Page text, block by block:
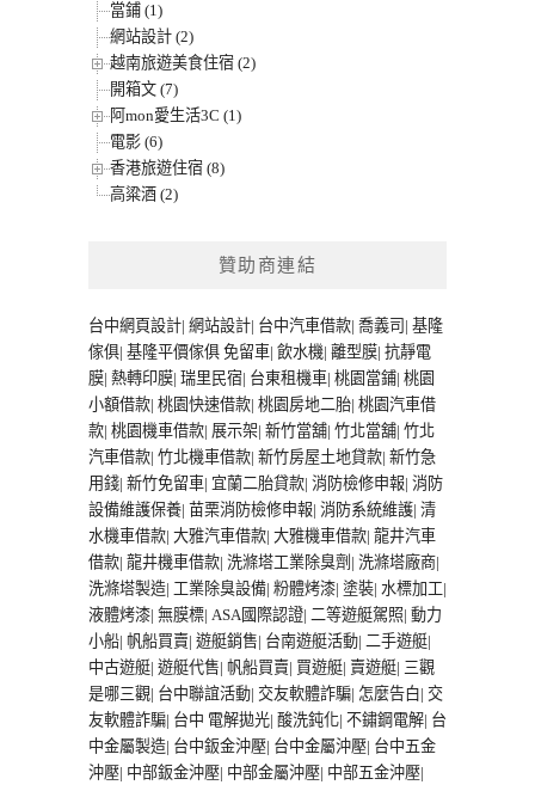
當鋪 (1)
網站設計 (2)
越南旅遊美食住宿 (2)
開箱文 (7)
阿mon愛生活3C (1)
電影 (6)
香港旅遊住宿 (8)
高粱酒 (2)
贊助商連結
台中網頁設計| 網站設計| 台中汽車借款| 喬義司 | 基隆
傢俱| 基隆平價傢俱 免留車| 飲水機| 離型膜| 抗靜電
膜| 熱轉印膜| 瑞里民宿| 台東租機車| 桃園當鋪| 桃園
小額借款| 桃園快速借款| 桃園房地二胎| 桃園汽車借
款| 桃園機車借款| 展示架| 新竹當舖| 竹北當舖| 竹北
汽車借款| 竹北機車借款| 新竹房屋土地貸款| 新竹急
用錢| 新竹免留車| 宜蘭二胎貸款| 消防檢修申報| 消防
設備維護保養| 苗栗消防檢修申報| 消防系統維護| 清
水機車借款| 大雅汽車借款| 大雅機車借款| 龍井汽車
借款| 龍井機車借款| 洗滌塔工業除臭劑 | 洗滌塔廠商|
洗滌塔製造| 工業除臭設備| 粉體烤漆| 塗裝| 水標加工|
液體烤漆| 無膜標| ASA國際認證| 二等遊艇駕照| 動力
小船| 帆船買賣| 遊艇銷售| 台南遊艇活動| 二手遊艇|
中古遊艇| 遊艇代售| 帆船買賣| 買遊艇| 賣遊艇| 三觀
是哪三觀| 台中聯誼活動| 交友軟體詐騙| 怎麼告白| 交
友軟體詐騙| 台中 電解拋光| 酸洗鈍化| 不鏽鋼電解| 台
中金屬製造| 台中鈑金沖壓| 台中金屬沖壓| 台中五金
沖壓| 中部鈑金沖壓| 中部金屬沖壓| 中部五金沖壓|